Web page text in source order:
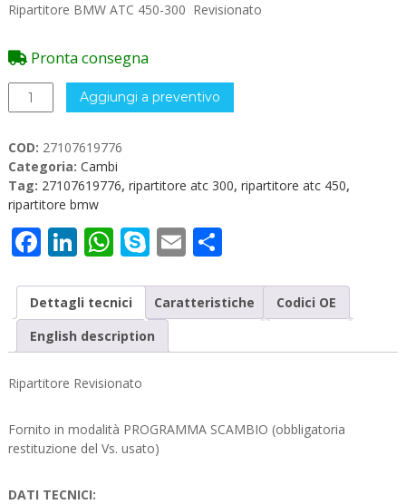
Ripartitore BMW ATC 450-300 Revisionato
Pronta consegna
Ripartitore
ATC
27107619776
quantità
Aggiungi a preventivo
COD: 27107619776
Categoria: Cambi
Tag: 27107619776, ripartitore atc 300, ripartitore atc 450,
ripartitore bmw
Facebook
LinkedIn
WhatsApp
Skype
EmailCondividi
Dettagli tecnici Caratteristiche
Codici OE
English description
Ripartitore Revisionato
Fornito in modalità PROGRAMMA SCAMBIO (obbligatoria
restituzione del Vs. usato)
DATI TECNICI: